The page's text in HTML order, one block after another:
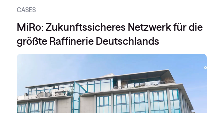
CASES
MiRo: Zukunftssicheres Netzwerk für die
größte Raffinerie Deutschlands